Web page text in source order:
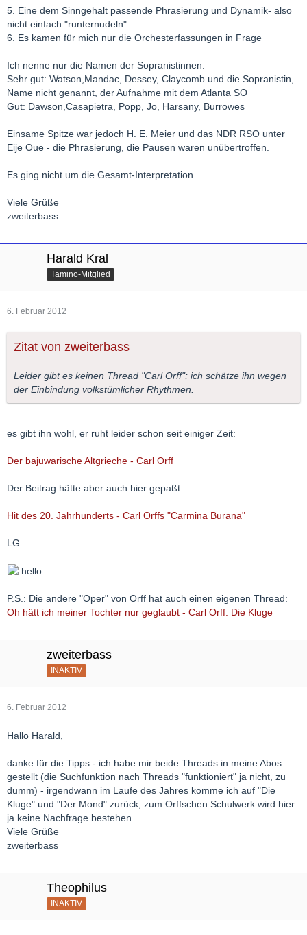
5. Eine dem Sinngehalt passende Phrasierung und Dynamik- also
nicht einfach "runternudeln"
6. Es kamen für mich nur die Orchesterfassungen in Frage
Ich nenne nur die Namen der Sopranistinnen:
Sehr gut: Watson,Mandac, Dessey, Claycomb und die Sopranistin,
Name nicht genannt, der Aufnahme mit dem Atlanta SO
Gut: Dawson,Casapietra, Popp, Jo, Harsany, Burrowes
Einsame Spitze war jedoch H. E. Meier und das NDR RSO unter
Eije Oue - die Phrasierung, die Pausen waren unübertroffen.
Es ging nicht um die Gesamt-Interpretation.
Viele Grüße
zweiterbass
Harald Kral
Tamino-Mitglied
6. Februar 2012
Zitat von zweiterbass
Leider gibt es keinen Thread "Carl Orff"; ich schätze ihn wegen
der Einbindung volkstümlicher Rhythmen.
es gibt ihn wohl, er ruht leider schon seit einiger Zeit:
Der bajuwarische Altgrieche - Carl Orff
Der Beitrag hätte aber auch hier gepaßt:
Hit des 20. Jahrhunderts - Carl Orffs "Carmina Burana"
LG
P.S.: Die andere "Oper" von Orff hat auch einen eigenen Thread:
Oh hätt ich meiner Tochter nur geglaubt - Carl Orff: Die Kluge
zweiterbass
INAKTIV
6. Februar 2012
Hallo Harald,
danke für die Tipps - ich habe mir beide Threads in meine Abos
gestellt (die Suchfunktion nach Threads "funktioniert" ja nicht, zu
dumm) - irgendwann im Laufe des Jahres komme ich auf "Die
Kluge" und "Der Mond" zurück; zum Orffschen Schulwerk wird hier
ja keine Nachfrage bestehen.
Viele Grüße
zweiterbass
Theophilus
INAKTIV